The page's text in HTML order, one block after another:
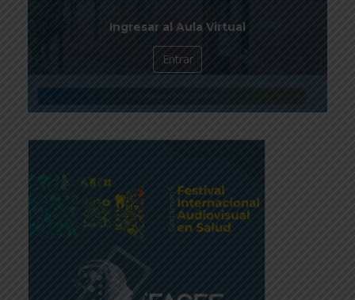
Ingresar al Aula Virtual
Entrar